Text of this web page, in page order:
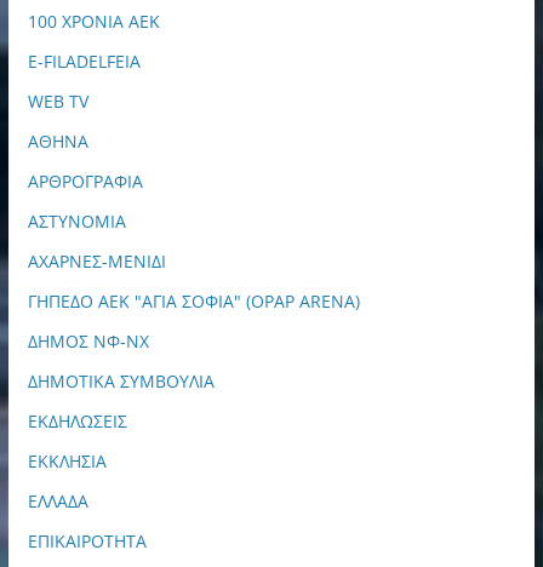
100 ΧΡΟΝΙΑ ΑΕΚ
E-FILADELFEIA
WEB TV
ΑΘΗΝΑ
ΑΡΘΡΟΓΡΑΦΙΑ
ΑΣΤΥΝΟΜΙΑ
ΑΧΑΡΝΕΣ-ΜΕΝΙΔΙ
ΓΗΠΕΔΟ ΑΕΚ "ΑΓΙΑ ΣΟΦΙΑ" (OPAP ARENA)
ΔΗΜΟΣ ΝΦ-ΝΧ
ΔΗΜΟΤΙΚΑ ΣΥΜΒΟΥΛΙΑ
ΕΚΔΗΛΩΣΕΙΣ
ΕΚΚΛΗΣΙΑ
ΕΛΛΑΔΑ
ΕΠΙΚΑΙΡΟΤΗΤΑ